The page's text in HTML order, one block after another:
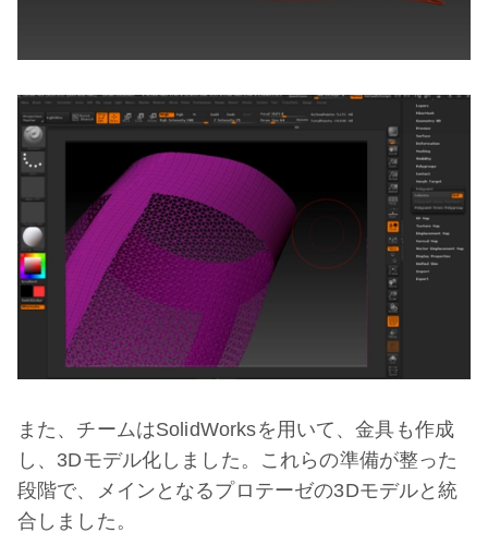
また、チームはSolidWorksを用いて、金具も作成
し、3Dモデル化しました。これらの準備が整った
段階で、メインとなるプロテーゼの3Dモデルと統
合しました。